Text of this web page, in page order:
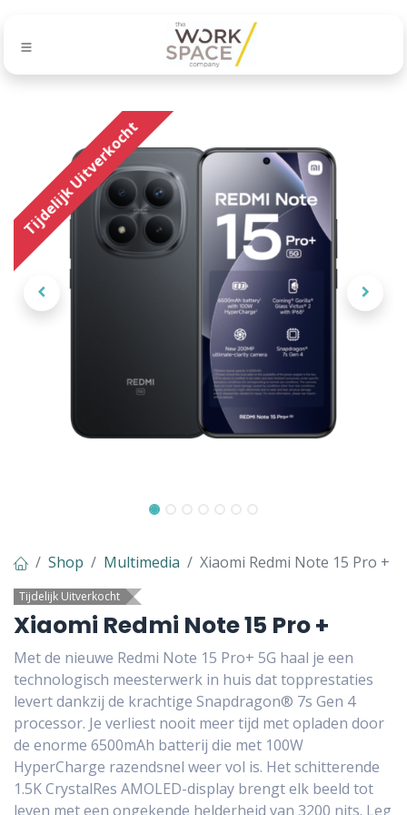
Tijdelijk Uitverkocht
Shop Multimedia Xiaomi Redmi Note 15 Pro +
Tijdelijk Uitverkocht
Xiaomi Redmi Note 15 Pro +
Met de nieuwe Redmi Note 15 Pro+ 5G haal je een
technologisch meesterwerk in huis dat topprestaties
levert dankzij de krachtige Snapdragon® 7s Gen 4
processor. Je verliest nooit meer tijd met opladen door
de enorme 6500mAh batterij die met 100W
HyperCharge razendsnel weer vol is. Het schitterende
1.5K CrystalRes AMOLED-display brengt elk beeld tot
leven met een ongekende helderheid van 3200 nits. Leg